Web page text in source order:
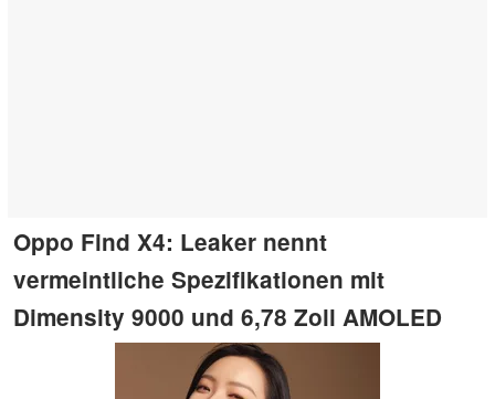
Oppo Find X4: Leaker nennt
vermeintliche Spezifikationen mit
Dimensity 9000 und 6,78 Zoll AMOLED